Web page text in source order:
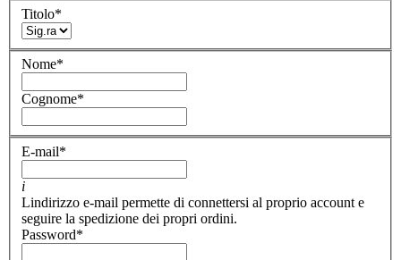
Titolo*
Nome*
Cognome*
E-mail*
i
Lindirizzo e-mail permette di connettersi al proprio account e
seguire la spedizione dei propri ordini.
Password*